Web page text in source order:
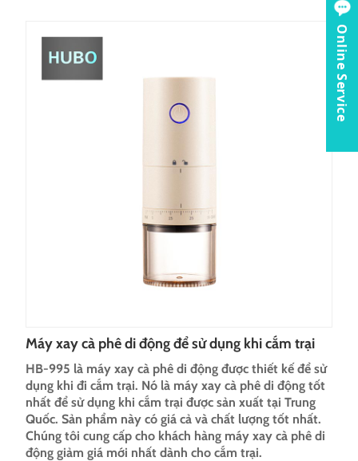
Máy xay cà phê di động để sử dụng khi cắm trại
HB-995 là máy xay cà phê di động được thiết kế để sử
dụng khi đi cắm trại. Nó là máy xay cà phê di động tốt
nhất để sử dụng khi cắm trại được sản xuất tại Trung
Quốc. Sản phẩm này có giá cả và chất lượng tốt nhất.
Chúng tôi cung cấp cho khách hàng máy xay cà phê di
động giảm giá mới nhất dành cho cắm trại.
Online Service